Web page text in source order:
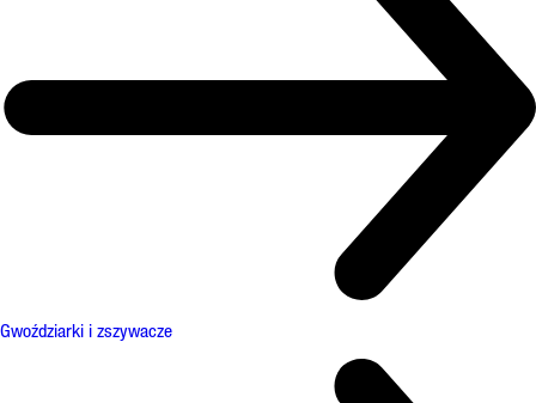
Gwoździarki i zszywacze